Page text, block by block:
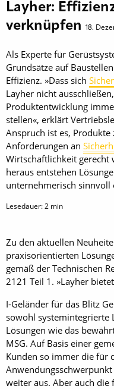
Layher:
verknüpfen
18.
Als Experte für
Grundsätze auf
Effizienz. »Dass sich
Layher nicht
Produktentwicklung
stellen«, erklärt
Anspruch ist es,
Anforderungen an
Wirtschaftlichkeit gerecht
heraus entstehen
unternehmerisch sinnvoll
Lesedauer:2 min
Zu den aktuellen
praxisorientierten
gemäß der Technischen
2121 Teil 1. »Layher
I-Geländer für das Blitz
sowohl systemintegrierte
Lösungen wie das
MSG. Auf Basis einer
Kunden so immer die für
weiter aus. Aber auch